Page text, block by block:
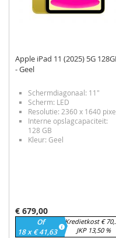
Apple iPad 11 (2025) 5G
- Geel
Schermdiagonaal: 11"
Scherm: LED
Resolutie: 2360 x 1640
Interne opslagcapaciteit:
128 GB
Kleur: Geel
€ 679,00
Of
18 x € 41,63
Kredietkost €
JKP 13,50 %